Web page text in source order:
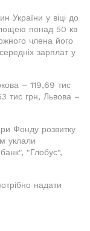
України у віці до
понад 50 кв
члена його
зарплат у
– 119,69 тис
тис грн, Львова –
Фонду розвитку
уклали
"Глобус",
надати